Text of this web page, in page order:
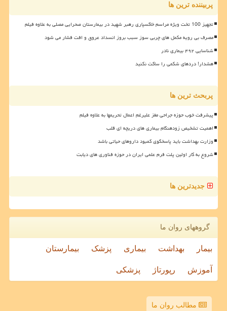
پربیننده ترین ها
تجهیز 100 تخت ویژه مراسم خاکسپاری رهبر شهید در بیمارستان صحرایی مصلی به علاوه فیلم
مصرف بی رویه مکمل های چربی سوز سبب بروز انسداد عروق و افت فشار می شود
شناسایی ۴۹۲ بیماری نادر
هشدار! دردهای شکمی را ساکت نکنید
پربحث ترین ها
پیشرفت خوب حوزه جراحی مغز علیرغم اعمال تحریمها به علاوه فیلم
اهمیت تشخیص زودهنگام بیماری های دریچه ای قلب
وزارت بهداشت باید پاسخگوی کمبود داروهای حیاتی باشد
شروع به کار اولین پلت فرم علمی ایران در حوزه فناوری های دیابت
جدیدترین ها
گروههای روان ما
بیمار بهداشت بیماری پزشک بیمارستان
آموزش رپورتاژ پزشکی
مطالب روان ما